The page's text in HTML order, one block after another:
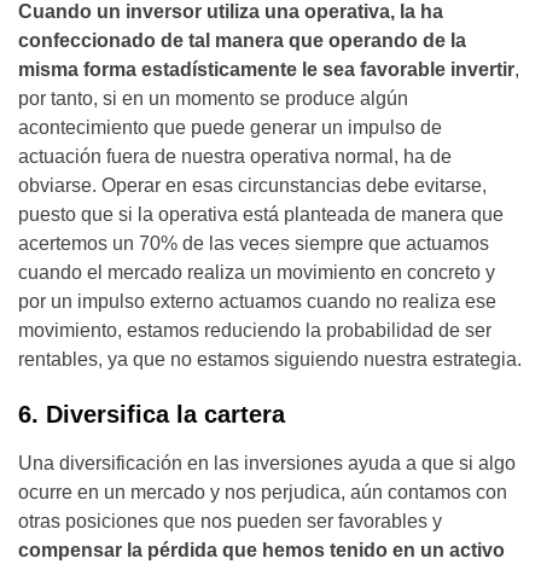
Cuando un inversor utiliza una operativa, la ha
confeccionado de tal manera que operando de la
misma forma estadísticamente le sea favorable invertir,
por tanto, si en un momento se produce algún
acontecimiento que puede generar un impulso de
actuación fuera de nuestra operativa normal, ha de
obviarse. Operar en esas circunstancias debe evitarse,
puesto que si la operativa está planteada de manera que
acertemos un 70% de las veces siempre que actuamos
cuando el mercado realiza un movimiento en concreto y
por un impulso externo actuamos cuando no realiza ese
movimiento, estamos reduciendo la probabilidad de ser
rentables, ya que no estamos siguiendo nuestra estrategia.
6. Diversifica la cartera
Una diversificación en las inversiones ayuda a que si algo
ocurre en un mercado y nos perjudica, aún contamos con
otras posiciones que nos pueden ser favorables y
compensar la pérdida que hemos tenido en un activo